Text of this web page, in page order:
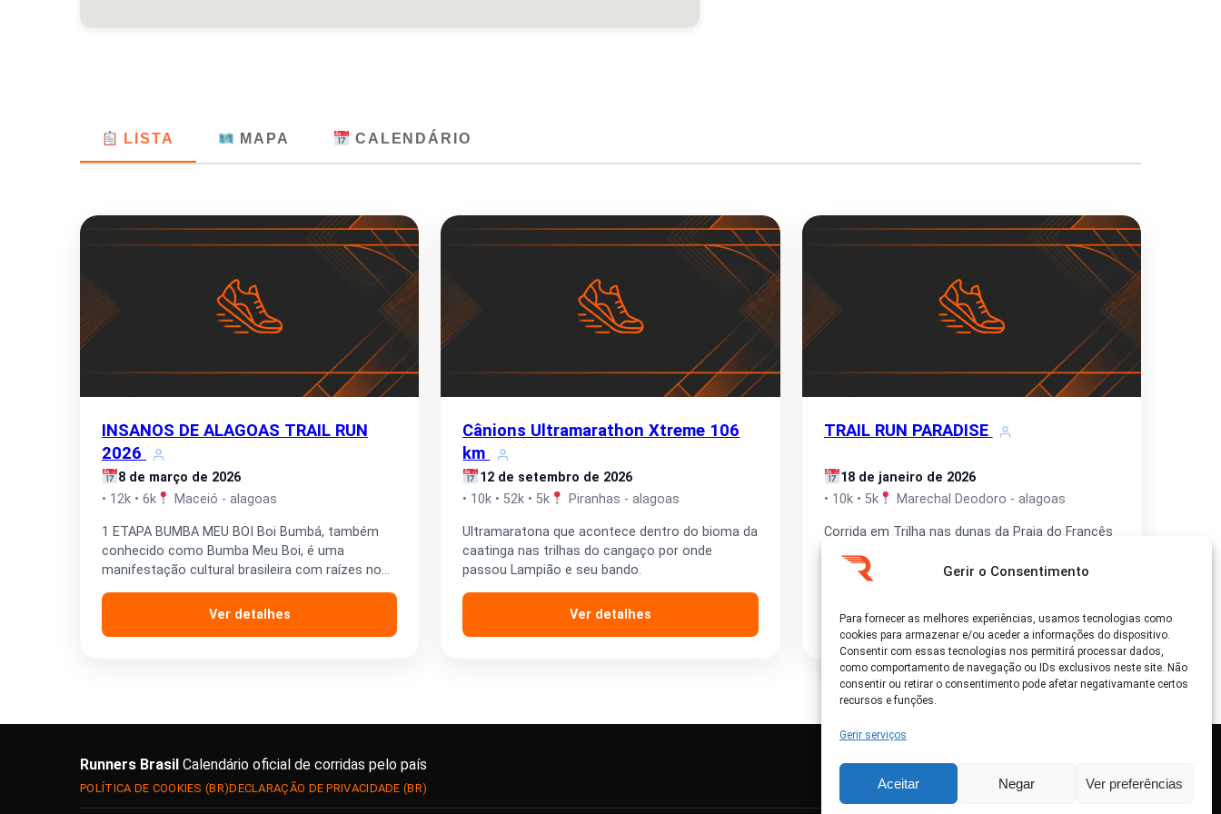
Gerir o Consentimento
Para fornecer as melhores experiências, usamos tecnologias como
cookies para armazenar e/ou aceder a informações do dispositivo.
Consentir com essas tecnologias nos permitirá processar dados,
como comportamento de navegação ou IDs exclusivos neste site. Não
consentir ou retirar o consentimento pode afetar negativamante certos
recursos e funções.
Gerir serviços
Aceitar Negar Ver preferências
LISTA MAPA CALENDÁRIO
INSANOS DE ALAGOAS TRAIL RUN
2026
8 de março de 2026
• 12k • 6k
Maceió - alagoas
1 ETAPA BUMBA MEU BOI Boi Bumbá, também
conhecido como Bumba Meu Boi, é uma
manifestação cultural brasileira com raízes no
folclore, especialmente forte…
Ver detalhes
Cânions Ultramarathon Xtreme 106
km
12 de setembro de 2026
• 10k • 52k • 5k
Piranhas - alagoas
Ultramaratona que acontece dentro do bioma da
caatinga nas trilhas do cangaço por onde
passou Lampião e seu bando.
Ver detalhes
TRAIL RUN PARADISE
18 de janeiro de 2026
• 10k • 5k
Marechal Deodoro - alagoas
Corrida em Trilha nas dunas da Praia do Francês
Ver detalhes
Runners Brasil Calendário oficial de corridas pelo país
POLÍTICA DE COOKIES (BR)DECLARAÇÃO DE PRIVACIDADE (BR)